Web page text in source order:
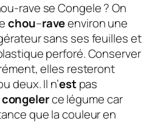
rave se Congele ? On
chou–raveenviron une
sans ses feuilles et
perforé. Conserver
elles resteront
deux. Il n’estpas
congelerce légume car
que la couleur en